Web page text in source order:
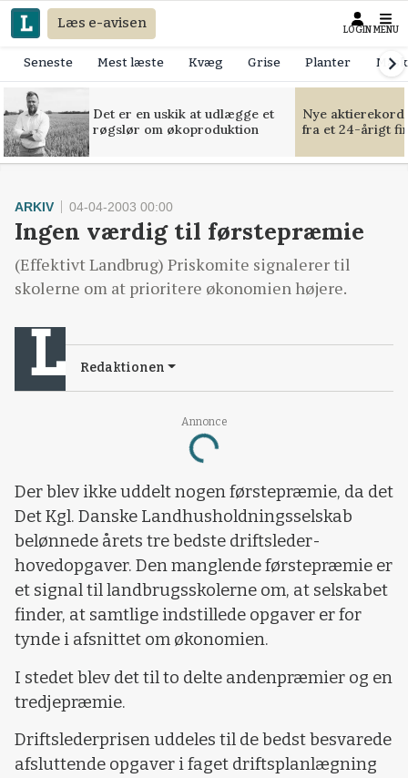
Læs e-avisen LOGIN MENU
Seneste Mest læste Kvæg Grise Planter
Det er en uskik at udlægge et
røgslør om økoproduktion
Nye
fra et 24-årigt
Annonce
Loading...
ARKIV 04-04-2003 00:00
Ingen værdig til førstepræmie
(Effektivt Landbrug) Priskomite signalerer til
skolerne om at prioritere økonomien højere.
Redaktionen
Der blev ikke uddelt nogen førstepræmie, da det
Det Kgl. Danske Landhusholdningsselskab
belønnede årets tre bedste driftsleder-
hovedopgaver. Den manglende førstepræmie er
et signal til landbrugsskolerne om, at selskabet
finder, at samtlige indstillede opgaver er for
tynde i afsnittet om økonomien.
I stedet blev det til to delte andenpræmier og en
tredjepræmie.
Driftslederprisen uddeles til de bedst besvarede
afsluttende opgaver i faget driftsplanlægning